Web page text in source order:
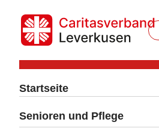
Startseite
Senioren und Pflege